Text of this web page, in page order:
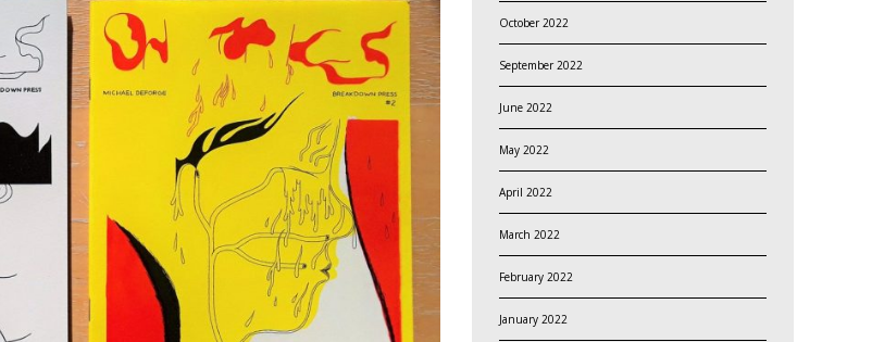
October 2022
September 2022
June 2022
May 2022
April 2022
March 2022
February 2022
January 2022